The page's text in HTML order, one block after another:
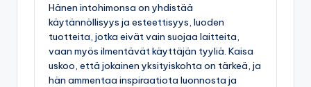
Hänen intohimonsa on yhdistää
käytännöllisyys ja esteettisyys, luoden
tuotteita, jotka eivät vain suojaa laitteita,
vaan myös ilmentävät käyttäjän tyyliä. Kaisa
uskoo, että jokainen yksityiskohta on tärkeä, ja
hän ammentaa inspiraatiota luonnosta ja